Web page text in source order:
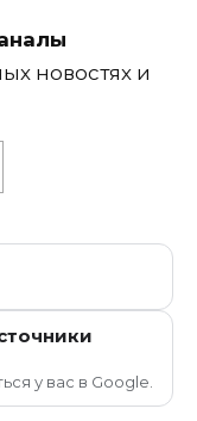
новостях и
у вас в Google.